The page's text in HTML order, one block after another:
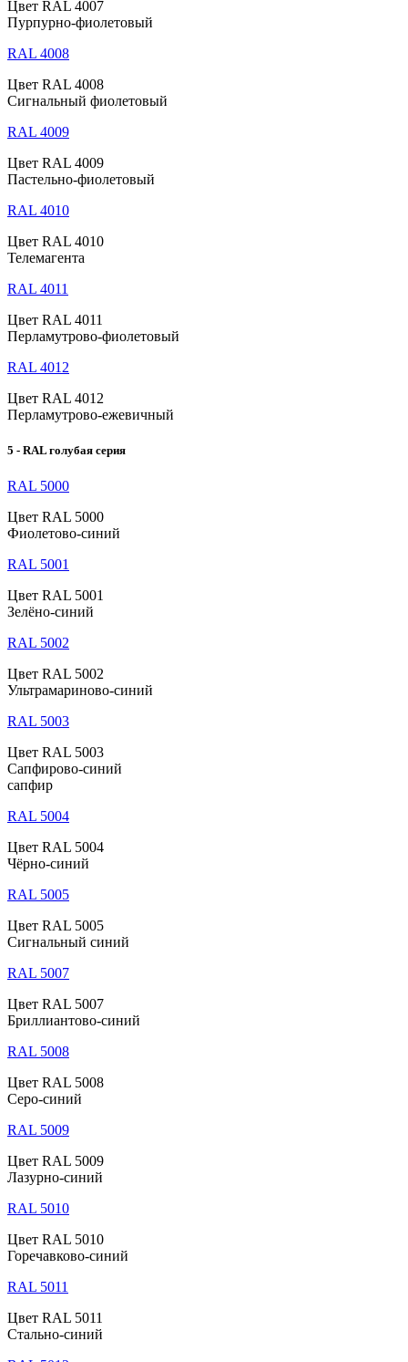
Цвет RAL 4007
Пурпурно-фиолетовый
RAL 4008
Цвет RAL 4008
Сигнальный фиолетовый
RAL 4009
Цвет RAL 4009
Пастельно-фиолетовый
RAL 4010
Цвет RAL 4010
Телемагента
RAL 4011
Цвет RAL 4011
Перламутрово-фиолетовый
RAL 4012
Цвет RAL 4012
Перламутрово-ежевичный
5 - RAL голубая серия
RAL 5000
Цвет RAL 5000
Фиолетово-синий
RAL 5001
Цвет RAL 5001
Зелёно-синий
RAL 5002
Цвет RAL 5002
Ультрамариново-синий
RAL 5003
Цвет RAL 5003
Сапфирово-синий
сапфир
RAL 5004
Цвет RAL 5004
Чёрно-синий
RAL 5005
Цвет RAL 5005
Сигнальный синий
RAL 5007
Цвет RAL 5007
Бриллиантово-синий
RAL 5008
Цвет RAL 5008
Серо-синий
RAL 5009
Цвет RAL 5009
Лазурно-синий
RAL 5010
Цвет RAL 5010
Горечавково-синий
RAL 5011
Цвет RAL 5011
Стально-синий